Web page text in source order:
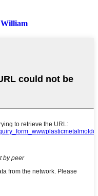
William